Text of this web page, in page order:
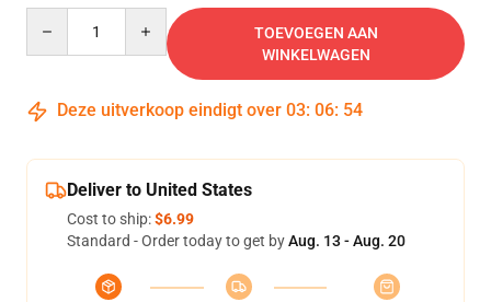
TOEVOEGEN AAN
WINKELWAGEN
Deze uitverkoop eindigt over 03: 06: 54
Deliver to United States
Cost to ship:$6.99
Standard - Order today to get byAug. 13 - Aug. 20